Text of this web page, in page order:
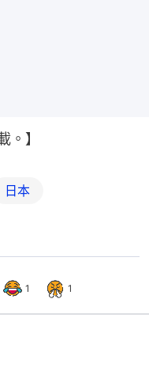
。】
日本
1 1